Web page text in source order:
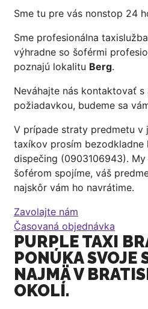
Sme tu pre vás nonstop 24
Sme profesionálna
výhradne so šoférmi
poznajú lokalitu Berg.
Neváhajte nás kontaktovať
požiadavkou, budeme sa
V prípade straty predmetu v
taxíkov prosím bezodkladne
dispečing (0903106943). My
šoférom spojíme, váš
najskôr vám ho navrátime.
Zavolajte nám
Časovaná objednávka
PURPLE TAXI
PONÚKA SVOJE
NAJMÄ V
OKOLÍ.